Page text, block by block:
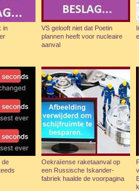
in
VS gelooft niet dat Poetin
plannen heeft voor nucleaire
aanval
de
Oekraïense raketaanval op
een Russische Iskander-
fabriek haalde de voorpagina